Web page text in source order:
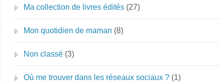
Ma collection de livres édités (27)
Mon quotidien de maman (8)
Non classé (3)
Où me trouver dans les réseaux sociaux ? (1)